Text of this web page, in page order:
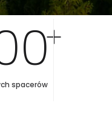
+
spacerów